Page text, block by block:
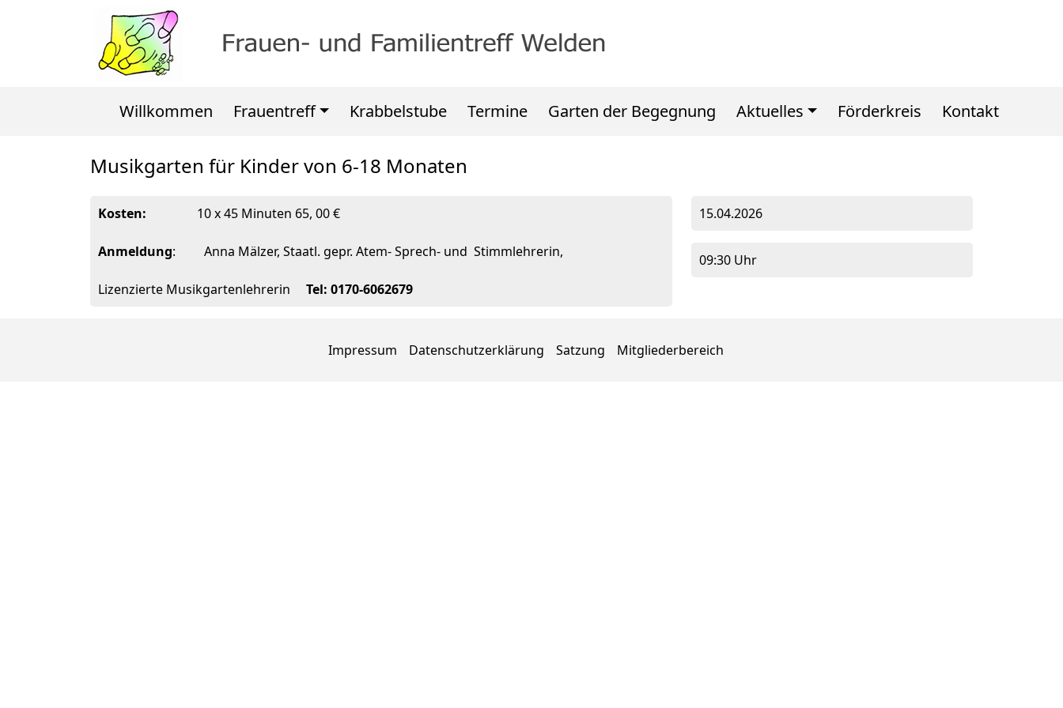
Willkommen Frauentreff Krabbelstube Termine Garten der Begegnung Aktuelles Förderkreis Kontakt
Musikgarten für Kinder von 6-18 Monaten
Kosten: 10 x 45 Minuten 65, 00 €
Anmeldung: Anna Mälzer, Staatl. gepr. Atem- Sprech- und Stimmlehrerin,
Lizenzierte Musikgartenlehrerin Tel: 0170-6062679
15.04.2026
09:30 Uhr
Impressum Datenschutzerklärung Satzung Mitgliederbereich